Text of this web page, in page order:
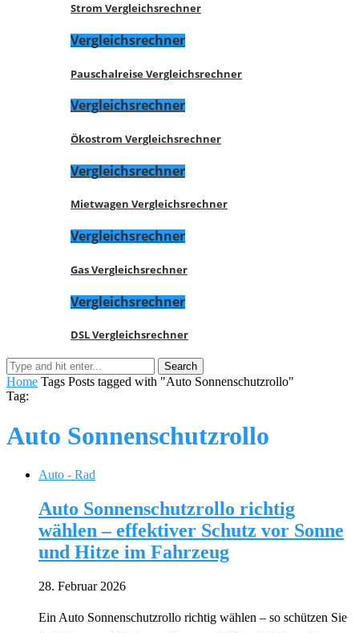
Strom Vergleichsrechner
Vergleichsrechner
Pauschalreise Vergleichsrechner
Vergleichsrechner
Ökostrom Vergleichsrechner
Vergleichsrechner
Mietwagen Vergleichsrechner
Vergleichsrechner
Gas Vergleichsrechner
Vergleichsrechner
DSL Vergleichsrechner
Home Tags Posts tagged with "Auto Sonnenschutzrollo"
Tag:
Auto Sonnenschutzrollo
Auto - Rad
Auto Sonnenschutzrollo richtig
wählen – effektiver Schutz vor Sonne
und Hitze im Fahrzeug
28. Februar 2026
Ein Auto Sonnenschutzrollo richtig wählen – so schützen Sie